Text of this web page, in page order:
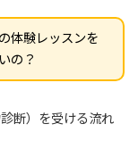
体験レッスンを
の？
断）を受ける流れ